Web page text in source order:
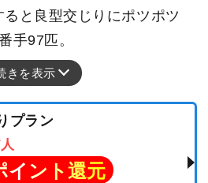
ると良型交じりにポツポツ
手97匹。
きを表示
プラン
イント還元